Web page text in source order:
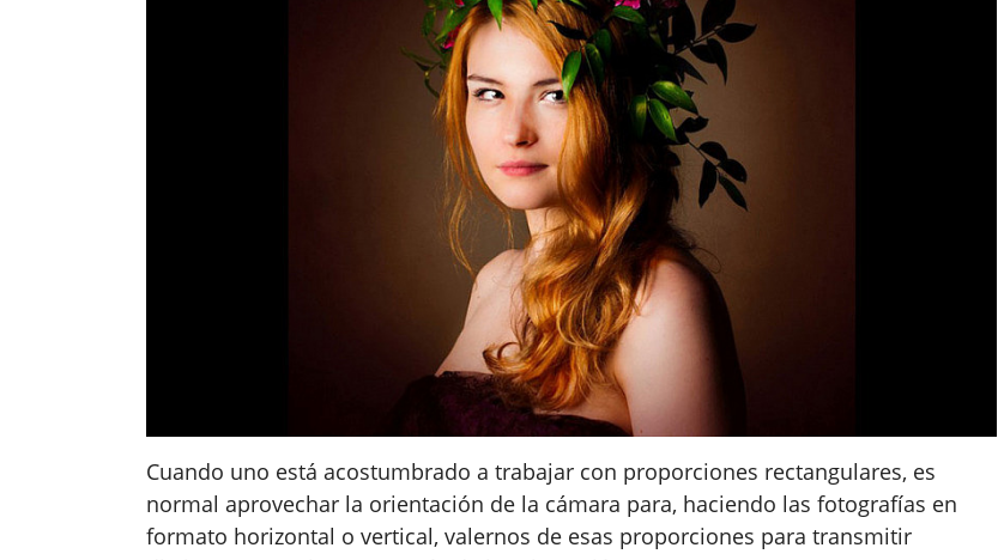
Cuando uno está acostumbrado a trabajar con proporciones rectangulares, es
normal aprovechar la orientación de la cámara para, haciendo las fotografías en
formato horizontal o vertical, valernos de esas proporciones para transmitir